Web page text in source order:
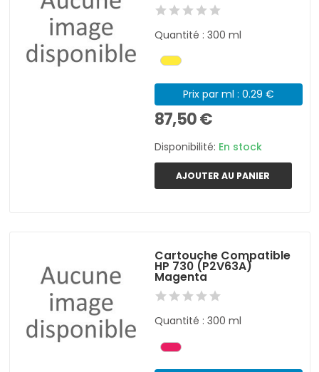
Quantité : 300 ml
Prix par ml : 0.29 €
87,50 €
Disponibilité: En stock
AJOUTER AU PANIER
Cartouche Compatible
HP 730 (P2V63A)
Magenta
Quantité : 300 ml